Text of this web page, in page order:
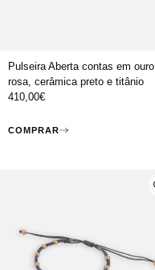
Pulseira Aberta contas em ouro
rosa, cerâmica preto e titânio
410,00€
COMPRAR